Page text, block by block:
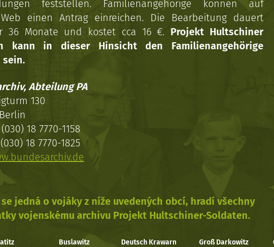
feststellen. Familienangehörige können auf
einen Antrag einreichen. Die Bearbeitung dauert
36 Monate und kostet cca 16 €. Projekt Hultschiner
kann in dieser Hinsicht den Familienangehörige
Abteilung PA
130
18 7770-1158
18 7770-1825
jedná o vojáky z níže uvedených obcí, hradí všechny
vojenskému archivu Projekt Hultschiner-Soldaten.
Buslawitz Deutsch Krawarn Groß Darkowitz